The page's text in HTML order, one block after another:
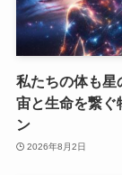
私たちの体も星
宙と生命を繋ぐ
ン
2026年8月2日